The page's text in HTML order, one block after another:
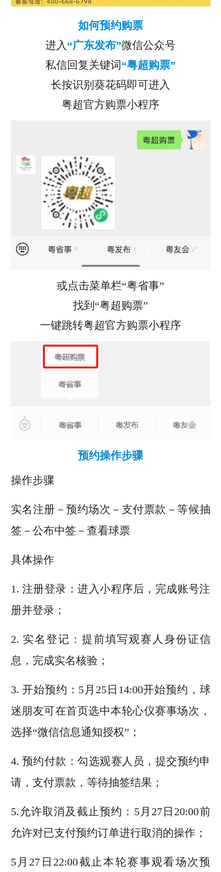
如何预约购票
进入“广东发布”微信公众号
私信回复关键词“粤超购票”
长按识别葵花码即可进入
粤超官方购票小程序
或点击菜单栏“粤省事”
找到“粤超购票”
一键跳转粤超官方购票小程序
预约操作步骤
操作步骤
实名注册－预约场次－支付票款－等候抽
签－公布中签－查看球票
具体操作
1. 注册登录：进入小程序后，完成账号注
册并登录；
2. 实名登记：提前填写观赛人身份证信
息，完成实名核验；
3. 开始预约：5月25日14:00开始预约，球
迷朋友可在首页选中本轮心仪赛事场次，
选择“微信信息通知授权”；
4. 预约付款：勾选观赛人员，提交预约申
请，支付票款，等待抽签结果；
5.允许取消及截止预约：5月27日20:00前
允许对已支付预约订单进行取消的操作；
5月27日22:00截止本轮赛事观看场次预